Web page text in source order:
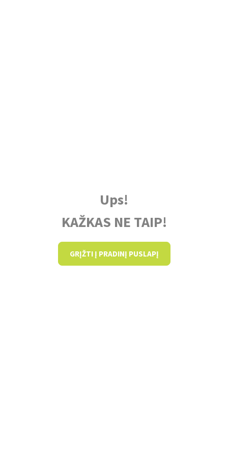
Ups!
KAŽKAS NE TAIP!
GRĮŽTI Į PRADINĮ PUSLAPĮ